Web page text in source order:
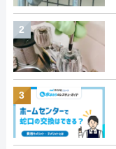
2
3